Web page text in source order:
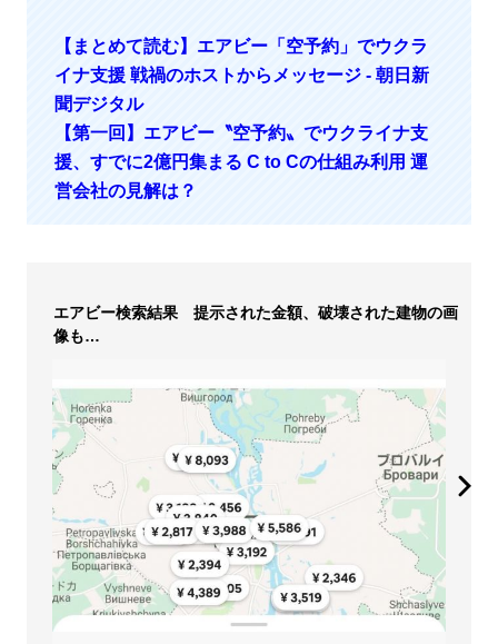
【まとめて読む】エアビー「空予約」でウクラ
イナ支援 戦禍のホストからメッセージ - 朝日新
聞デジタル
【第一回】エアビー〝空予約〟でウクライナ支
援、すでに2億円集まる C to Cの仕組み利用 運
営会社の見解は？
エアビー検索結果 提示された金額、破壊された建物の画
像も…